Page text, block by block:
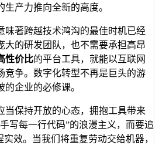
产力推向全新的高度。
味著跨越技术鸿沟的最佳时机已经
大的研发团队，也不需要承担高昂
性价比的平台工具，就能以互联网
竞争。数字化转型不再是巨头的游
企业的必修课。
当保持开放的心态，拥抱工具带来
写每一行代码”的浪漫主义，而要追
效。当我们将重复劳动交给机器，